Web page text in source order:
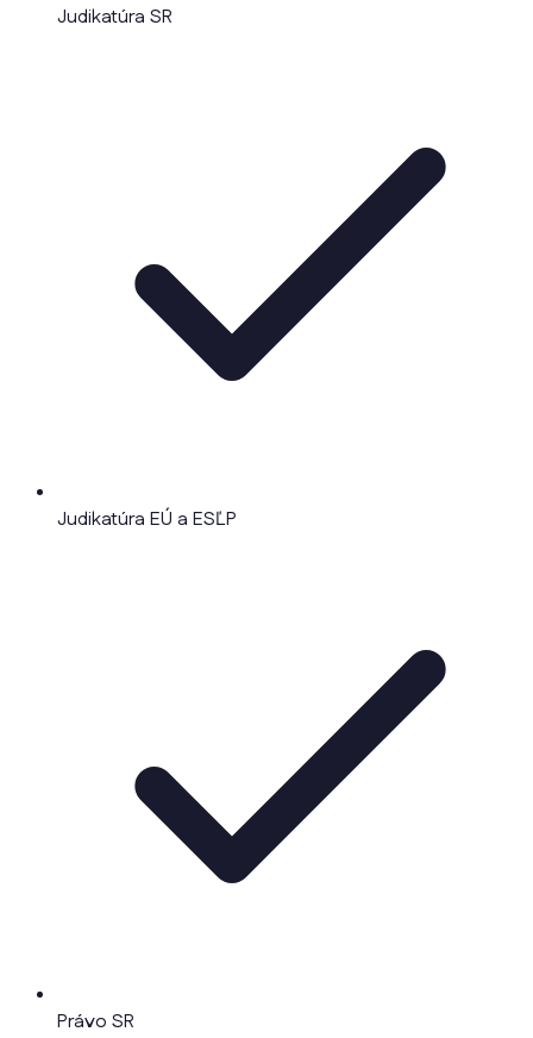
Judikatúra SR
Judikatúra EÚ a ESĽP
Právo SR